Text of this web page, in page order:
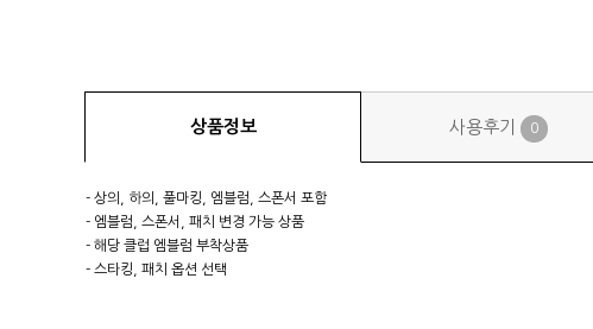
상품정보 사용후기 0
- 상의, 하의, 풀마킹, 엠블럼, 스폰서 포함
- 엠블럼, 스폰서, 패치 변경 가능 상품
- 해당 클럽 엠블럼 부착상품
- 스타킹, 패치 옵션 선택